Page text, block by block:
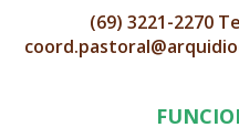
(69) 3221-2270